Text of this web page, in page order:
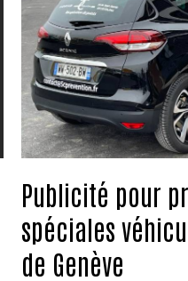
Publicité pour
spéciales
de Genève